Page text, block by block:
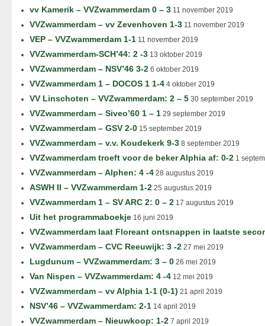
vv Kamerik – VVZwammerdam 0 – 3 11 november 2019
VVZwammerdam – vv Zevenhoven 1-3 11 november 2019
VEP – VVZwammerdam 1-1 11 november 2019
VVZwammerdam-SCH’44: 2 -3 13 oktober 2019
VVZwammerdam – NSV’46 3-2 6 oktober 2019
VVZwammerdam 1 – DOCOS 1 1-4 4 oktober 2019
VV Linschoten – VVZwammerdam: 2 – 5 30 september 2019
VVZwammerdam – Siveo’60 1 – 1 29 september 2019
VVZwammerdam – GSV 2-0 15 september 2019
VVZwammerdam – v.v. Koudekerk 9-3 8 september 2019
VVZwammerdam troeft voor de beker Alphia af: 0-2 1
VVZwammerdam – Alphen: 4 -4 28 augustus 2019
ASWH II – VVZwammerdam 1-2 25 augustus 2019
VVZwammerdam 1 – SV ARC 2: 0 – 2 17 augustus 2019
Uit het programmaboekje 16 juni 2019
VVZwammerdam laat Floreant ontsnappen in laatste
VVZwammerdam – CVC Reeuwijk: 3 -2 27 mei 2019
Lugdunum – VVZwammerdam: 3 – 0 26 mei 2019
Van Nispen – VVZwammerdam: 4 -4 12 mei 2019
VVZwammerdam – vv Alphia 1-1 (0-1) 21 april 2019
NSV’46 – VVZwammerdam: 2-1 14 april 2019
VVZwammerdam – Nieuwkoop: 1-2 7 april 2019